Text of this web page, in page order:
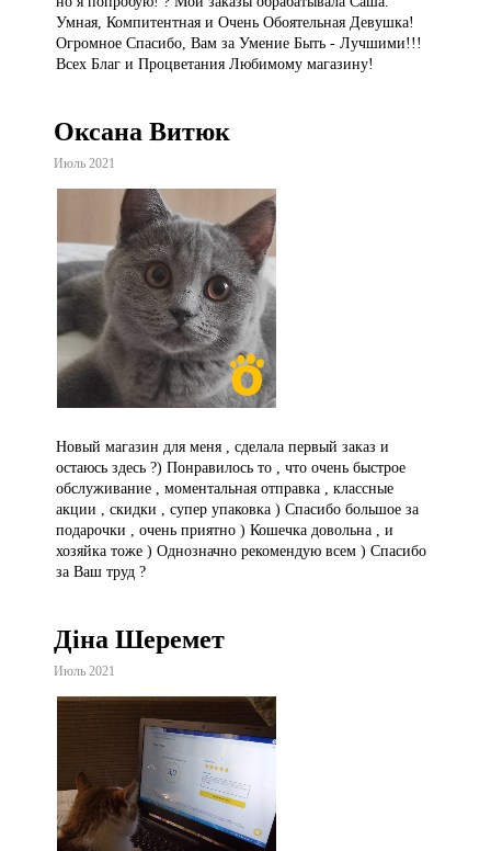
Умная, Компитентная и Очень Обоятельная Девушка!
Огромное Спасибо, Вам за Умение Быть - Лучшими!!!
Всех Благ и Процветания Любимому магазину!
Оксана Витюк
Июль 2021
Новый магазин для меня , сделала первый заказ и
остаюсь здесь ?) Понравилось то , что очень быстрое
обслуживание , моментальная отправка , классные
акции , скидки , супер упаковка ) Спасибо большое за
подарочки , очень приятно ) Кошечка довольна , и
хозяйка тоже ) Однозначно рекомендую всем ) Спасибо
за Ваш труд ?
Діна Шеремет
Июль 2021